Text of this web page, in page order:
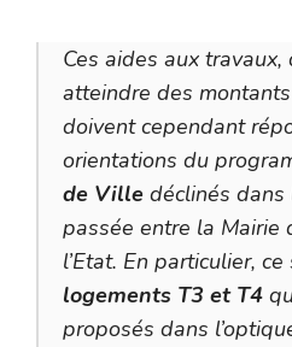
Ces aides aux
atteindre des
doivent cependant
orientations du
de Ville déclinés dans
passée entre la Mairie
l’Etat. En particulier,
logements T3 et T4
proposés dans